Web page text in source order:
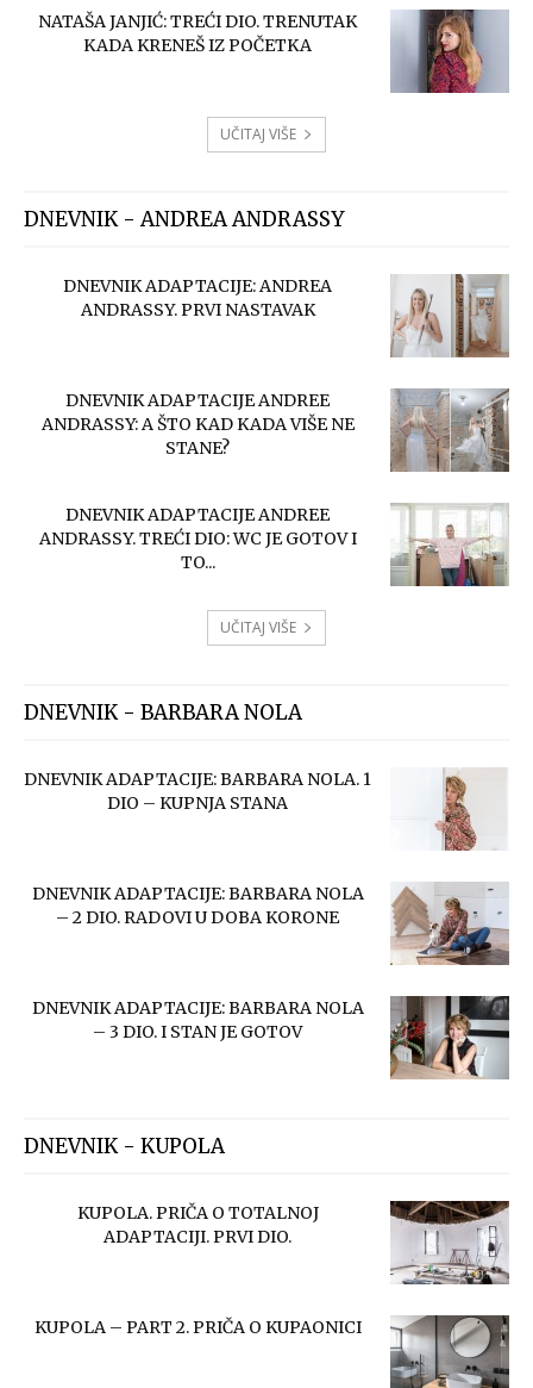
NATAŠA JANJIĆ: TREĆI DIO. TRENUTAK
KADA KRENEŠ IZ POČETKA
UČITAJ VIŠE
DNEVNIK - ANDREA ANDRASSY
DNEVNIK ADAPTACIJE: ANDREA
ANDRASSY. PRVI NASTAVAK
DNEVNIK ADAPTACIJE ANDREE
ANDRASSY: A ŠTO KAD KADA VIŠE NE
STANE?
DNEVNIK ADAPTACIJE ANDREE
ANDRASSY. TREĆI DIO: WC JE GOTOV I
TO...
UČITAJ VIŠE
DNEVNIK - BARBARA NOLA
DNEVNIK ADAPTACIJE: BARBARA NOLA. 1
DIO – KUPNJA STANA
DNEVNIK ADAPTACIJE: BARBARA NOLA
– 2 DIO. RADOVI U DOBA KORONE
DNEVNIK ADAPTACIJE: BARBARA NOLA
– 3 DIO. I STAN JE GOTOV
DNEVNIK - KUPOLA
KUPOLA. PRIČA O TOTALNOJ
ADAPTACIJI. PRVI DIO.
KUPOLA – PART 2. PRIČA O KUPAONICI